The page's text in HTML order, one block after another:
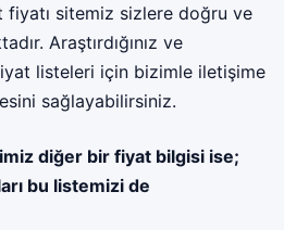
fiyatı sitemiz sizlere doğru ve
Araştırdığınız ve
listeleri için bizimle iletişime
sağlayabilirsiniz.
diğer bir fiyat bilgisi ise;
bu listemizi de